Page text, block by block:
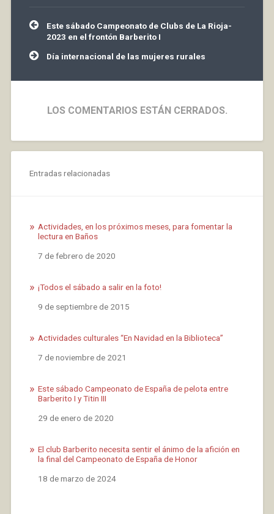
Navegación
de
entradas
Este sábado Campeonato de Clubs de La Rioja-
2023 en el frontón Barberito I
Día internacional de las mujeres rurales
LOS COMENTARIOS ESTÁN CERRADOS.
Entradas relacionadas
Actividades, en los próximos meses, para fomentar la
lectura en Baños
Fecha
7 de febrero de 2020
¡Todos el sábado a salir en la foto!
Fecha
9 de septiembre de 2015
Actividades culturales “En Navidad en la Biblioteca”
Fecha
7 de noviembre de 2021
Este sábado Campeonato de España de pelota entre
Barberito I y Titin III
Fecha
29 de enero de 2020
El club Barberito necesita sentir el ánimo de la afición en
la final del Campeonato de España de Honor
Fecha
18 de marzo de 2024